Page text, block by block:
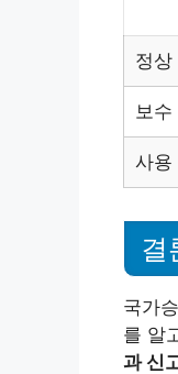
정상
보수
사용
결
국가
를 알
과 신